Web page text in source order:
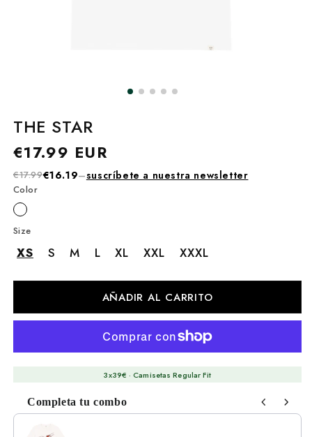
THE STAR
Precio
€17.99 EUR
€17.99€16.19–suscríbete a nuestra newsletter
Size
XS S M L XL XXL XXXL
Color
AÑADIR AL CARRITO
3x39€ · Camisetas Regular Fit
Completa tu combo
Use the Previous and Next buttons to navigate through